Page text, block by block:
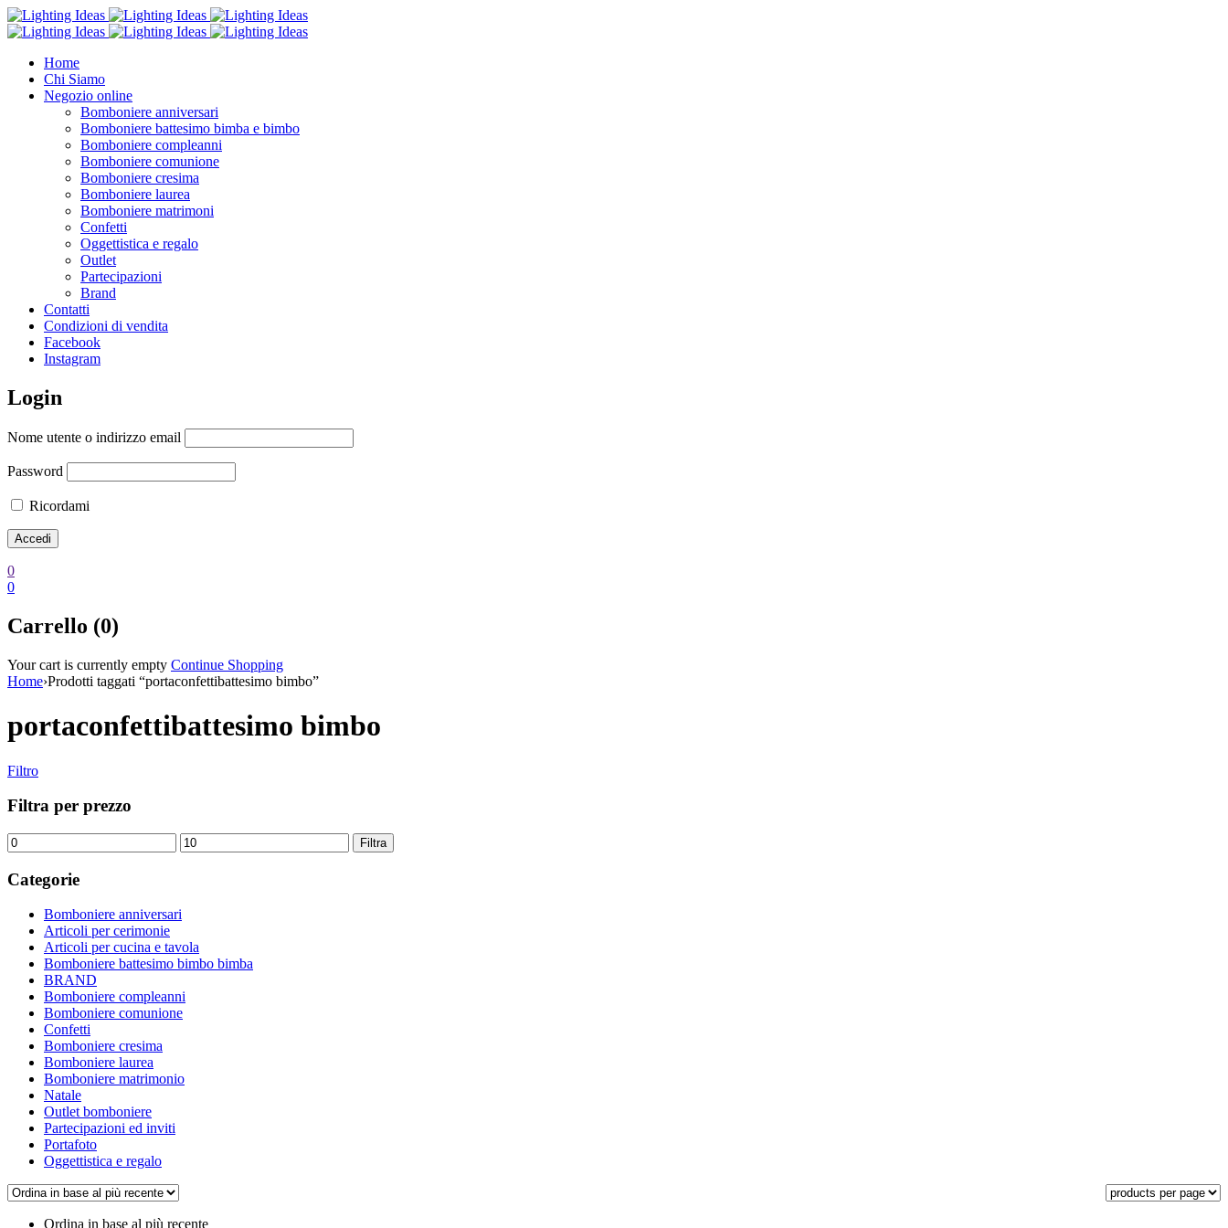
Home
Chi Siamo
Negozio online
Bomboniere anniversari
Bomboniere battesimo bimba e bimbo
Bomboniere compleanni
Bomboniere comunione
Bomboniere cresima
Bomboniere laurea
Bomboniere matrimoni
Confetti
Oggettistica e regalo
Outlet
Partecipazioni
Brand
Contatti
Condizioni di vendita
Facebook
Instagram
Login
Nome utente o indirizzo email
Password
Ricordami
0
0
Carrello (0)
Your cart is currently empty Continue Shopping
Home›Prodotti taggati “portaconfettibattesimo bimbo”
portaconfettibattesimo bimbo
Filtro
Filtra per prezzo
Prezzo
Min
Prezzo
Max
Filtra
Categorie
Bomboniere anniversari
Articoli per cerimonie
Articoli per cucina e tavola
Bomboniere battesimo bimbo bimba
BRAND
Bomboniere compleanni
Bomboniere comunione
Confetti
Bomboniere cresima
Bomboniere laurea
Bomboniere matrimonio
Natale
Outlet bomboniere
Partecipazioni ed inviti
Portafoto
Oggettistica e regalo
Ordina in base al più recente